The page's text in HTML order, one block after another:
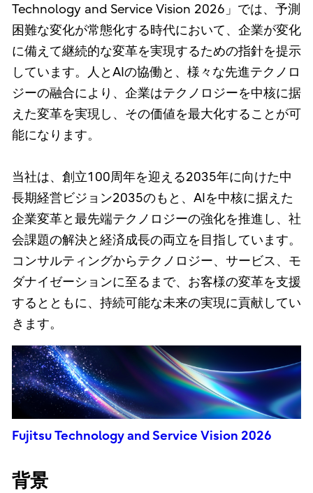
Technology and Service Vision 2026」では、予測
困難な変化が常態化する時代において、企業が変化
に備えて継続的な変革を実現するための指針を提示
しています。人とAIの協働と、様々な先進テクノロ
ジーの融合により、企業はテクノロジーを中核に据
えた変革を実現し、その価値を最大化することが可
能になります。
当社は、創立100周年を迎える2035年に向けた中
長期経営ビジョン2035のもと、AIを中核に据えた
企業変革と最先端テクノロジーの強化を推進し、社
会課題の解決と経済成長の両立を目指しています。
コンサルティングからテクノロジー、サービス、モ
ダナイゼーションに至るまで、お客様の変革を支援
するとともに、持続可能な未来の実現に貢献してい
きます。
Fujitsu Technology and Service Vision 2026
背景